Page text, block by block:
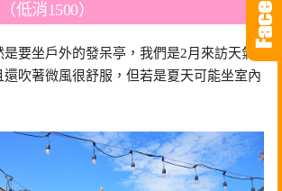
低消1500）
要坐戶外的發呆亭，我們是2月來訪天氣
吹著微風很舒服，但若是夏天可能坐室內